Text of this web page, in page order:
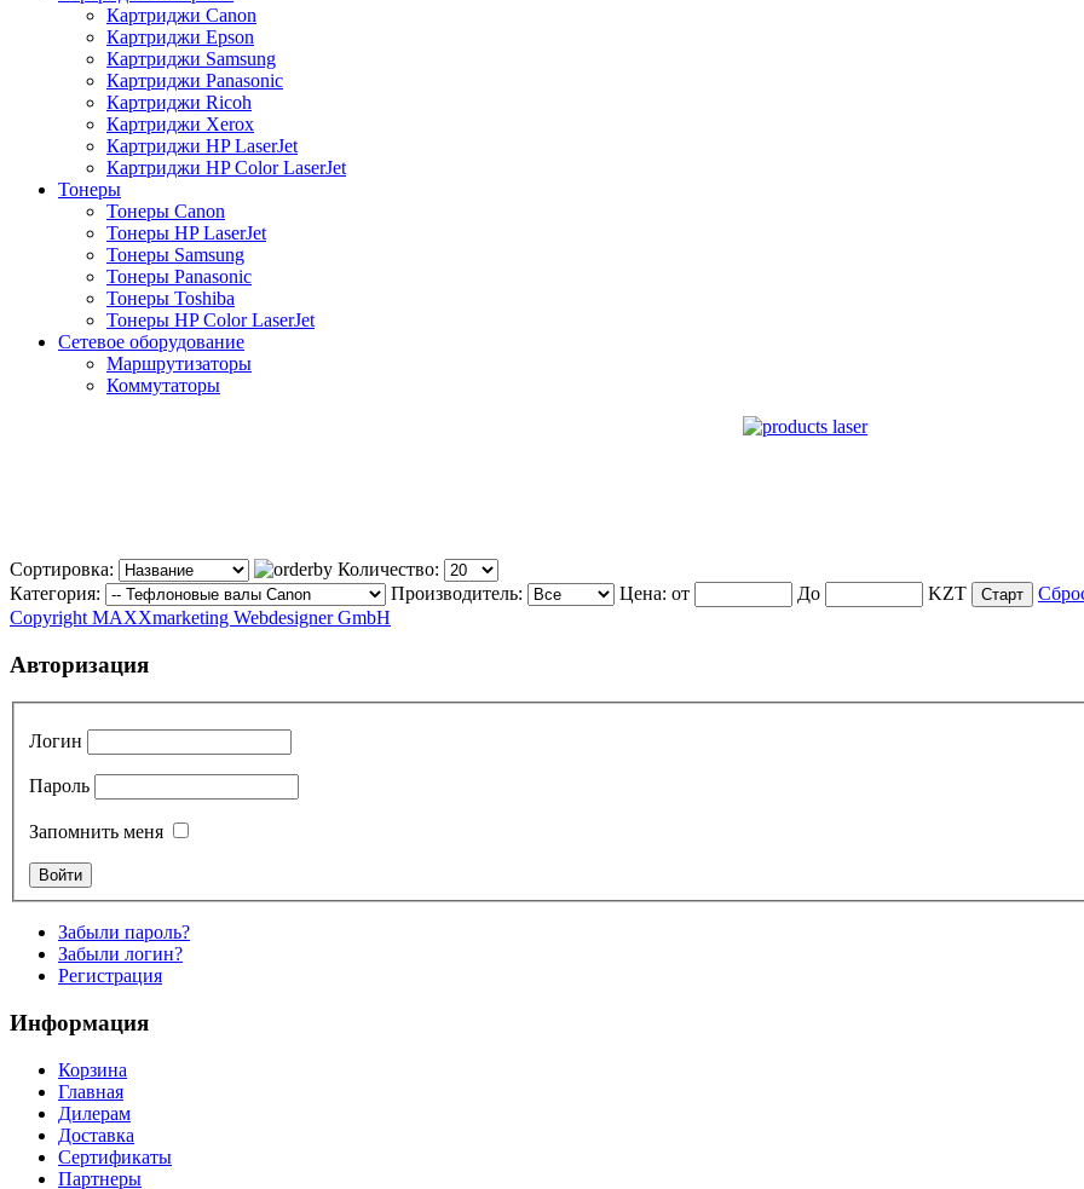
Картриджи Canon
Картриджи Epson
Картриджи Samsung
Картриджи Panasonic
Картриджи Ricoh
Картриджи Xerox
Картриджи HP LaserJet
Картриджи HP Color LaserJet
Тонеры
Тонеры Canon
Тонеры HP LaserJet
Тонеры Samsung
Тонеры Panasonic
Тонеры Toshiba
Тонеры HP Color LaserJet
Сетевое оборудование
Маршрутизаторы
Коммутаторы
Сортировка:
Количество:
Категория:
Производитель: Цена: от До KZT
Copyright MAXXmarketing Webdesigner GmbH
Авторизация
Логин
Пароль
Запомнить меня
Забыли пароль?
Забыли логин?
Регистрация
Информация
Корзина
Главная
Дилерам
Доставка
Сертификаты
Партнеры